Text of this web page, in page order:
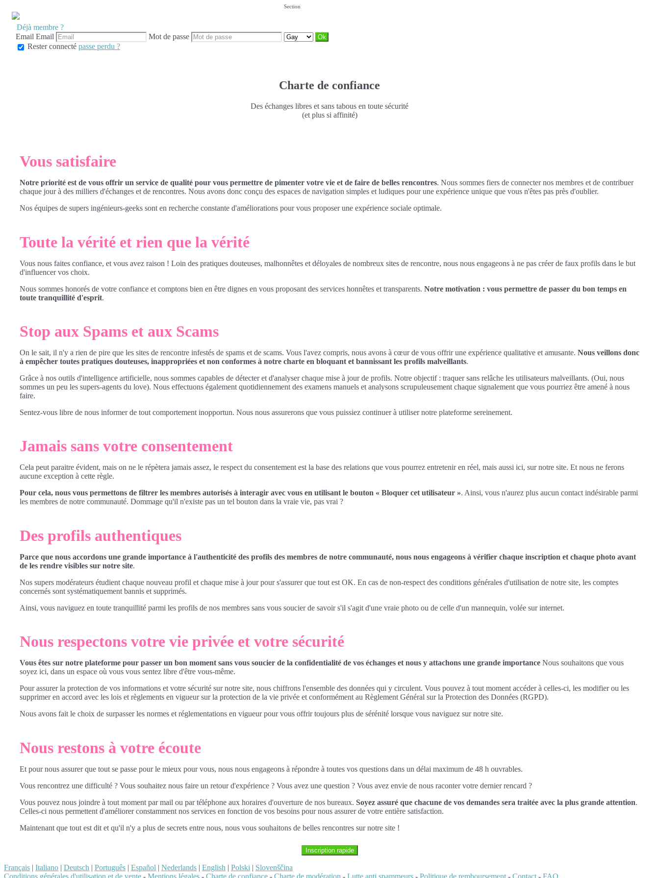
Déjà membre ?
Email Email Mot de passe
Section
Rester connecté passe perdu ?
Charte de confiance
Des échanges libres et sans tabous en toute sécurité
(et plus si affinité)
Vous satisfaire
Notre priorité est de vous offrir un service de qualité pour vous permettre de pimenter votre vie et de faire de belles rencontres. Nous sommes fiers de connecter nos membres et de contribuer
chaque jour à des milliers d'échanges et de rencontres. Nous avons donc conçu des espaces de navigation simples et ludiques pour une expérience unique que vous n'êtes pas près d'oublier.
Nos équipes de supers ingénieurs-geeks sont en recherche constante d'améliorations pour vous proposer une expérience sociale optimale.
Toute la vérité et rien que la vérité
Vous nous faites confiance, et vous avez raison ! Loin des pratiques douteuses, malhonnêtes et déloyales de nombreux sites de rencontre, nous nous engageons à ne pas créer de faux profils dans le but
d'influencer vos choix.
Nous sommes honorés de votre confiance et comptons bien en être dignes en vous proposant des services honnêtes et transparents. Notre motivation : vous permettre de passer du bon temps en
toute tranquillité d'esprit.
Stop aux Spams et aux Scams
On le sait, il n'y a rien de pire que les sites de rencontre infestés de spams et de scams. Vous l'avez compris, nous avons à cœur de vous offrir une expérience qualitative et amusante. Nous veillons donc
à empêcher toutes pratiques douteuses, inappropriées et non conformes à notre charte en bloquant et bannissant les profils malveillants.
Grâce à nos outils d'intelligence artificielle, nous sommes capables de détecter et d'analyser chaque mise à jour de profils. Notre objectif : traquer sans relâche les utilisateurs malveillants. (Oui, nous
sommes un peu les supers-agents du love). Nous effectuons également quotidiennement des examens manuels et analysons scrupuleusement chaque signalement que vous pourriez être amené à nous
faire.
Sentez-vous libre de nous informer de tout comportement inopportun. Nous nous assurerons que vous puissiez continuer à utiliser notre plateforme sereinement.
Jamais sans votre consentement
Cela peut paraitre évident, mais on ne le répètera jamais assez, le respect du consentement est la base des relations que vous pourrez entretenir en réel, mais aussi ici, sur notre site. Et nous ne ferons
aucune exception à cette règle.
Pour cela, nous vous permettons de filtrer les membres autorisés à interagir avec vous en utilisant le bouton « Bloquer cet utilisateur ». Ainsi, vous n'aurez plus aucun contact indésirable parmi
les membres de notre communauté. Dommage qu'il n'existe pas un tel bouton dans la vraie vie, pas vrai ?
Des profils authentiques
Parce que nous accordons une grande importance à l'authenticité des profils des membres de notre communauté, nous nous engageons à vérifier chaque inscription et chaque photo avant
de les rendre visibles sur notre site.
Nos supers modérateurs étudient chaque nouveau profil et chaque mise à jour pour s'assurer que tout est OK. En cas de non-respect des conditions générales d'utilisation de notre site, les comptes
concernés sont systématiquement bannis et supprimés.
Ainsi, vous naviguez en toute tranquillité parmi les profils de nos membres sans vous soucier de savoir s'il s'agit d'une vraie photo ou de celle d'un mannequin, volée sur internet.
Nous respectons votre vie privée et votre sécurité
Vous êtes sur notre plateforme pour passer un bon moment sans vous soucier de la confidentialité de vos échanges et nous y attachons une grande importance Nous souhaitons que vous
soyez ici, dans un espace où vous vous sentez libre d'être vous-même.
Pour assurer la protection de vos informations et votre sécurité sur notre site, nous chiffrons l'ensemble des données qui y circulent. Vous pouvez à tout moment accéder à celles-ci, les modifier ou les
supprimer en accord avec les lois et règlements en vigueur sur la protection de la vie privée et conformément au Règlement Général sur la Protection des Données (RGPD).
Nous avons fait le choix de surpasser les normes et réglementations en vigueur pour vous offrir toujours plus de sérénité lorsque vous naviguez sur notre site.
Nous restons à votre écoute
Et pour nous assurer que tout se passe pour le mieux pour vous, nous nous engageons à répondre à toutes vos questions dans un délai maximum de 48 h ouvrables.
Vous rencontrez une difficulté ? Vous souhaitez nous faire un retour d'expérience ? Vous avez une question ? Vous avez envie de nous raconter votre dernier rencard ?
Vous pouvez nous joindre à tout moment par mail ou par téléphone aux horaires d'ouverture de nos bureaux. Soyez assuré que chacune de vos demandes sera traitée avec la plus grande attention.
Celles-ci nous permettent d'améliorer constamment nos services en fonction de vos besoins pour nous assurer de votre entière satisfaction.
Maintenant que tout est dit et qu'il n'y a plus de secrets entre nous, nous vous souhaitons de belles rencontres sur notre site !
Inscription rapide
Français | Italiano | Deutsch | Português | Español | Nederlands | English | Polski | Slovenščina
Conditions générales d'utilisation et de vente - Mentions légales - Charte de confiance - Charte de modération - Lutte anti spammeurs - Politique de remboursement - Contact - FAQ